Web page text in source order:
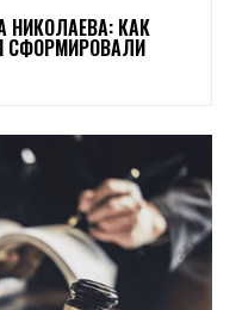
НИКОЛАЕВА: КАК
СФОРМИРОВАЛИ